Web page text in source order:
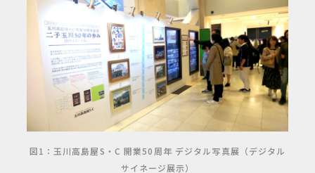
図1：玉川高島屋S・C 開業50周年 デジタル写真展（デジタル
サイネージ展示）